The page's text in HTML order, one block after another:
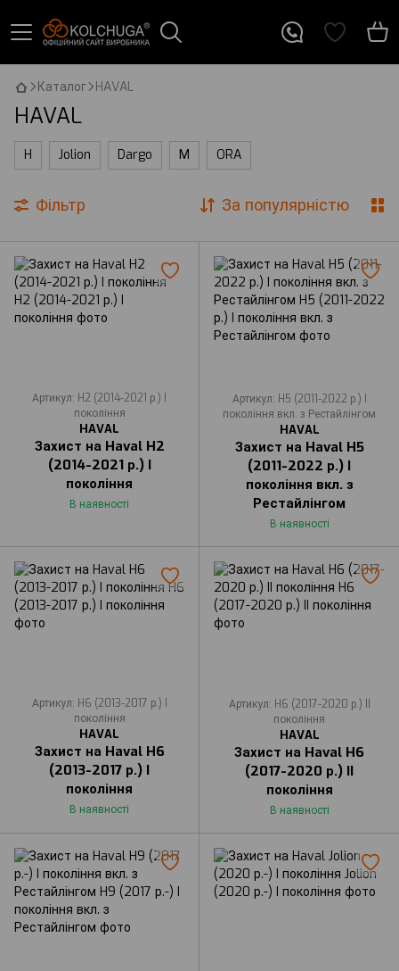
Каталог HAVAL
HAVAL
H Jolion Dargo М ORA
Фільтр За популярністю
Артикул: H2 (2014-2021 р.) I
покоління
HAVAL
Захист на Haval H2
(2014-2021 р.) I
покоління
В наявності
Артикул: H5 (2011-2022 р.) I
покоління вкл. з Рестайлінгом
HAVAL
Захист на Haval H5
(2011-2022 р.) I
покоління вкл. з
Рестайлінгом
В наявності
Артикул: H6 (2013-2017 р.) I
покоління
HAVAL
Захист на Haval H6
(2013-2017 р.) I
покоління
В наявності
Артикул: H6 (2017-2020 р.) II
покоління
HAVAL
Захист на Haval H6
(2017-2020 р.) II
покоління
В наявності